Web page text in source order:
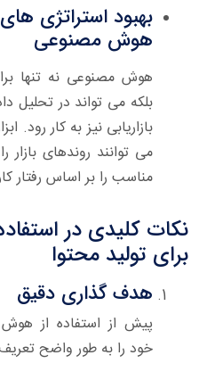
بهبود استراتژی های
هوش مصنوعی
هوش مصنوعی نه تنها
بلکه می تواند در تحلیل
بازاریابی نیز به کار
می توانند روندهای
مناسب را بر اساس رفتار
نکات کلیدی در
برای تولید محتوا
هدف گذاری دقیق
پیش از استفاده از
خود را به طور واضح